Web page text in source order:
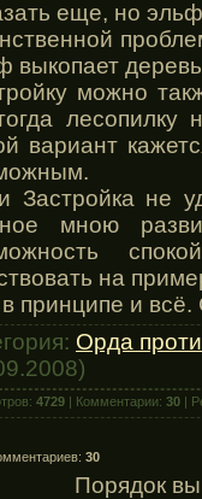
еще, но
выкопает
можно
лесопилку
вариант
Застройка не
мною
на
принципе и
Орда
4729 | Комментарии: 30 |
30
Порядок